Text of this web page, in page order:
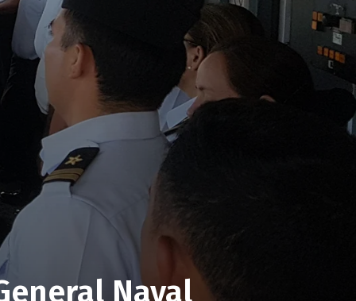
Naval